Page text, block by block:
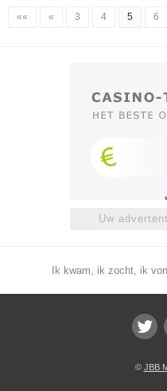
«« « 3 4 5 6
Uw
Ik kwam, ik zocht, ik
© JBB